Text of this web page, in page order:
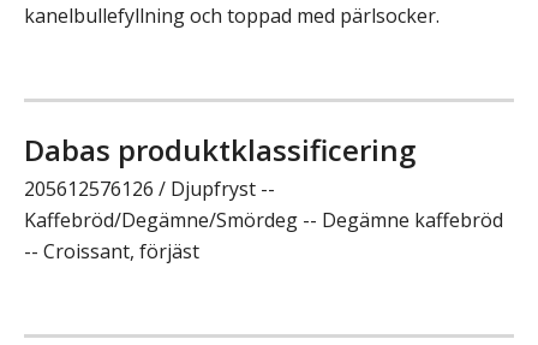
kanelbullefyllning och toppad med pärlsocker.
Dabas produktklassificering
205612576126 / Djupfryst --
Kaffebröd/Degämne/Smördeg -- Degämne kaffebröd
-- Croissant, förjäst